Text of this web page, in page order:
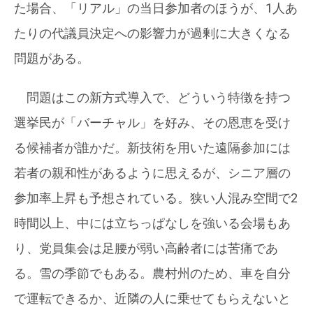
た場合、「リアル」の当日参加者のほうが、1人あ
たりの代議員決定への影響力が過剰に大きくなる
問題がある。
問題はこの新方式導入で、どういう特徴を持つ
選挙民が「バーチャル」を好み、その恩恵を受け
る候補者が誰かだ。新技術を用いた遠隔参加には
若者の親和性があるように思えるが、シニア層の
参加率上昇も予想されている。狭い人混み空間で2
時間以上、中には立ちっぱなしを強いる会場もあ
り、党員集会は足腰が弱い高齢者には苦痛であ
る。雪の季節でもある。農村州のため、車を自分
で運転できるか、近隣の人に乗せてもらえないと